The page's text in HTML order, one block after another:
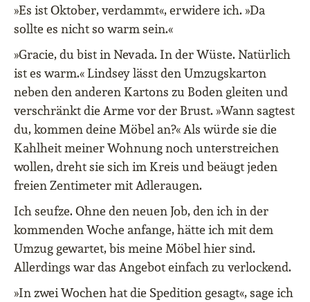
»Es ist Oktober, verdammt«, erwidere ich. »Da
sollte es nicht so warm sein.«
»Gracie, du bist in Nevada. In der Wüste. Natürlich
ist es warm.« Lindsey lässt den Umzugskarton
neben den anderen Kartons zu Boden gleiten und
verschränkt die Arme vor der Brust. »Wann sagtest
du, kommen deine Möbel an?« Als würde sie die
Kahlheit meiner Wohnung noch unterstreichen
wollen, dreht sie sich im Kreis und beäugt jeden
freien Zentimeter mit Adleraugen.
Ich seufze. Ohne den neuen Job, den ich in der
kommenden Woche anfange, hätte ich mit dem
Umzug gewartet, bis meine Möbel hier sind.
Allerdings war das Angebot einfach zu verlockend.
»In zwei Wochen hat die Spedition gesagt«, sage ich